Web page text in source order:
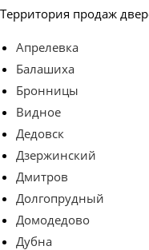
Территория продаж
Апрелевка
Балашиха
Бронницы
Видное
Дедовск
Дзержинский
Дмитров
Долгопрудный
Домодедово
Дубна